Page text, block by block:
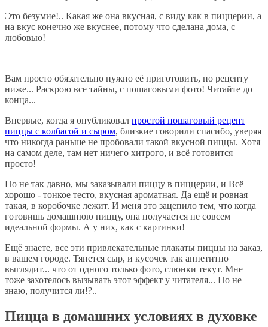
Это безумие!.. Какая же она вкусная, с виду как в пиццерии, а
на вкус конечно же вкуснее, потому что сделана дома, с
любовью!
Вам просто обязательно нужно её приготовить, по рецепту
ниже... Раскрою все тайны, с пошаговыми фото! Читайте до
конца...
Впервые, когда я опубликовал простой пошаговый рецепт
пиццы с колбасой и сыром, близкие говорили спасибо, уверяя
что никогда раньше не пробовали такой вкусной пиццы. Хотя
на самом деле, там нет ничего хитрого, и всё готовится
просто!
Но не так давно, мы заказывали пиццу в пиццерии, и Всё
хорошо - тонкое тесто, вкусная ароматная. Да ещё и ровная
такая, в коробочке лежит. И меня это зацепило тем, что когда
готовишь домашнюю пиццу, она получается не совсем
идеальной формы. А у них, как с картинки!
Ещё знаете, все эти привлекательные плакаты пиццы на заказ,
в вашем городе. Тянется сыр, и кусочек так аппетитно
выглядит... что от одного только фото, слюнки текут. Мне
тоже захотелось вызывать этот эффект у читателя... Но не
знаю, получится ли!?..
Пицца в домашних условиях в духовке